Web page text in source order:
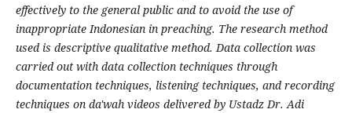
effectively to the general public and to avoid the use of
inappropriate Indonesian in preaching. The research method
used is descriptive qualitative method. Data collection was
carried out with data collection techniques through
documentation techniques, listening techniques, and recording
techniques on da'wah videos delivered by Ustadz Dr. Adi